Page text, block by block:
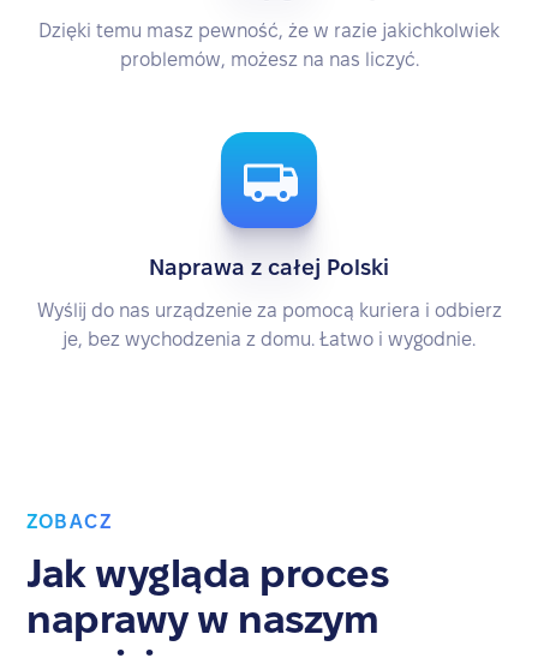
Dzięki temu masz pewność, że w razie jakichkolwiek
problemów, możesz na nas liczyć.
Naprawa z całej Polski
Wyślij do nas urządzenie za pomocą kuriera i odbierz
je, bez wychodzenia z domu. Łatwo i wygodnie.
ZOBACZ
Jak wygląda proces
naprawy w naszym